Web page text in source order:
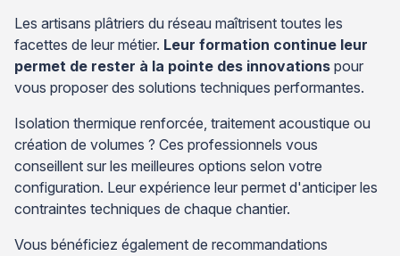
Les artisans plâtriers du réseau maîtrisent toutes les
facettes de leur métier. Leur formation continue leur
permet de rester à la pointe des innovations pour
vous proposer des solutions techniques performantes.
Isolation thermique renforcée, traitement acoustique ou
création de volumes ? Ces professionnels vous
conseillent sur les meilleures options selon votre
configuration. Leur expérience leur permet d'anticiper les
contraintes techniques de chaque chantier.
Vous bénéficiez également de recommandations